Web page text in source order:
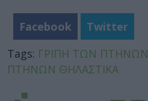
Facebook
Twitter
Tags: ΓΡΙΠΗ ΤΩΝ ΠΤΗΝΩΝ
ΠΤΗΝΩΝ ΘΗΛΑΣΤΙΚΑ